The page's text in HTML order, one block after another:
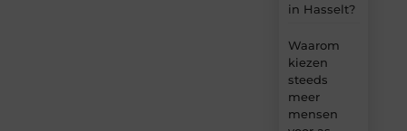
in Hasselt?
Waarom
kiezen
steeds
meer
mensen